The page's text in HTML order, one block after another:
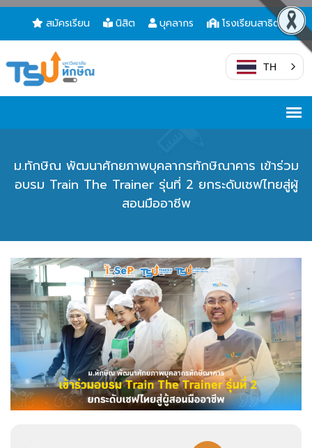
สมัครเรียน นิสิต บุคลากร โรงเรียนสาธิต
TH
ม.ทักษิณ พัฒนาศักยภาพบุคลากรทักษิณาคาร เข้าร่วม
อบรม Train The Trainer รุ่นที่ 2 ยกระดับเชฟไทยสู่ผู้
สอนมืออาชีพ